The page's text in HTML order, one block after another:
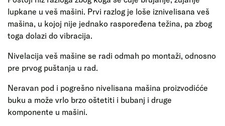
lupkane u veš mašini. Prvi razlog je loše iznivelisana veš
mašina, u kojoj nije jednako raspoređena težina, pa zbog
toga dolazi do vibracija.
Nivelacija veš mašine se radi odmah po montaži, odnosno
pre prvog puštanja u rad.
Neravan pod i pogrešno nivelisana mašina proizvodićće
buku a može vrlo brzo oštetiti i bubanj i druge
komponente u mašini.